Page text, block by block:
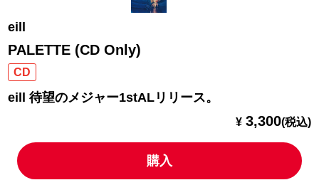
eill
PALETTE (CD Only)
CD
eill 待望のメジャー1stALリリース。
¥ 3,300(税込)
購入